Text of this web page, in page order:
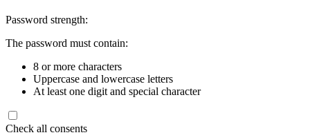
Password strength:
The password must contain:
8 or more characters
Uppercase and lowercase letters
At least one digit and special character
Check all consents